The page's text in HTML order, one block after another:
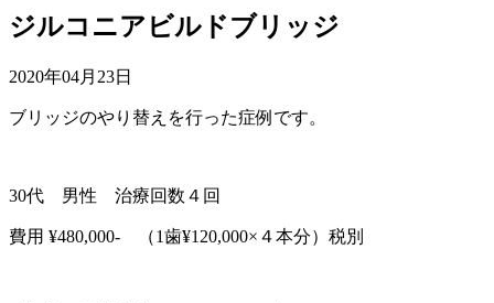
ジルコニアビルドブリッジ
2020年04月23日
ブリッジのやり替えを行った症例です。
30代 男性 治療回数４回
費用 ¥480,000- （1歯¥120,000×４本分）税別